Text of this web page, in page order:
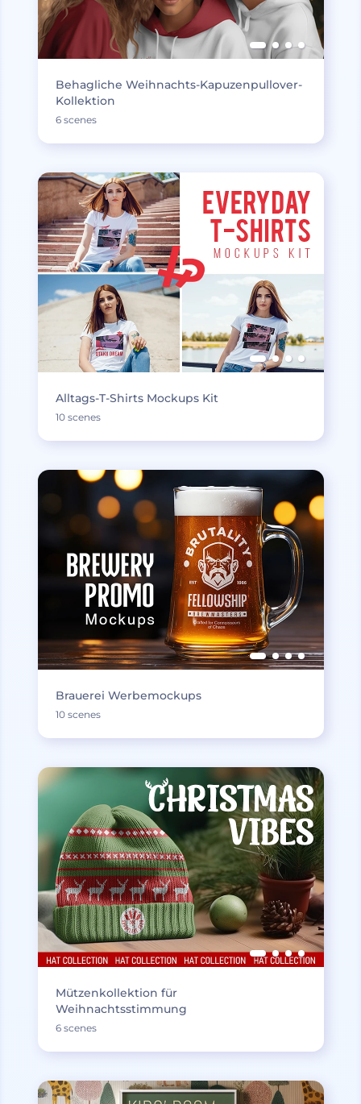
Behagliche Weihnachts-Kapuzenpullover-
Kollektion
6 scenes
Alltags-T-Shirts Mockups Kit
10 scenes
Brauerei Werbemockups
10 scenes
Mützenkollektion für
Weihnachtsstimmung
6 scenes